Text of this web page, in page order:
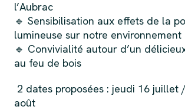
l’Aubrac
🔹 Sensibilisation aux effets de la
lumineuse sur notre environnement
🔹 Convivialité autour d’un
au feu de bois
2 dates proposées : jeudi 16 juillet
août